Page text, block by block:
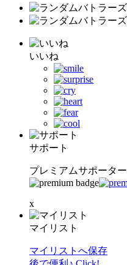
いいね
サポート
プレミアムサポーター
x
マイリスト
マイリストへ保存